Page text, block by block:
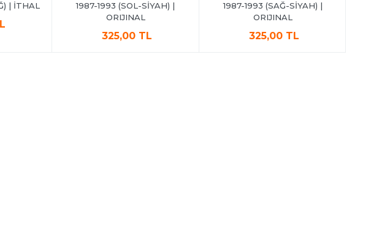
| İTHAL
1987-1993 (SOL-SİYAH) |
ORIJINAL
325,00 TL
1987-1993 (SAĞ-SİYAH) |
ORIJINAL
325,00 TL